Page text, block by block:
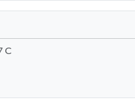
C